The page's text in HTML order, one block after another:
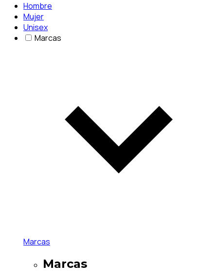
Hombre
Mujer
Unisex
Marcas
Marcas
Marcas